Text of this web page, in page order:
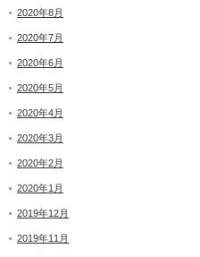
2020年8月
2020年7月
2020年6月
2020年5月
2020年4月
2020年3月
2020年2月
2020年1月
2019年12月
2019年11月